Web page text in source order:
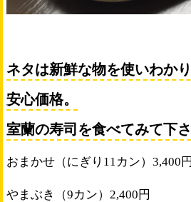
ネタは新鮮な物を使いわか
安心価格。
室蘭の寿司を食べてみて下さ
おまかせ（にぎり11カン）3,400円
やまぶき（9カン）2,400円